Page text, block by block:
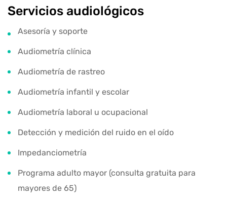
Servicios audiológicos
Asesoría y soporte
Audiometría clínica
Audiometría de rastreo
Audiometría infantil y escolar
Audiometría laboral u ocupacional
Detección y medición del ruido en el oído
Impedanciometría
Programa adulto mayor (consulta gratuita para
mayores de 65)